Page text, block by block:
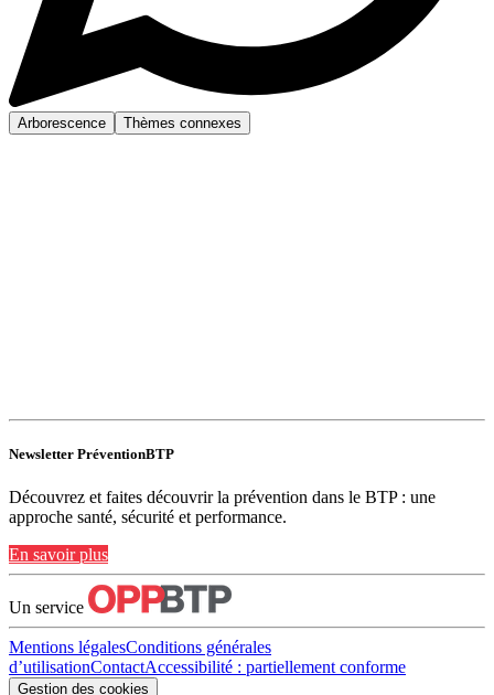
Arborescence Thèmes connexes
Newsletter PréventionBTP
Découvrez et faites découvrir la prévention dans le BTP : une
approche santé, sécurité et performance.
En savoir plus
Un service
Mentions légalesConditions générales
d’utilisationContactAccessibilité : partiellement conforme
Gestion des cookies